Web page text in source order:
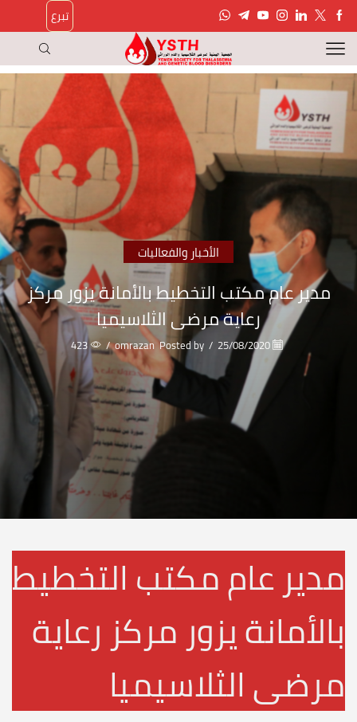
تبرع
الأخبار والفعاليات
مدير عام مكتب التخطيط بالأمانة يزور مركز
رعاية مرضى الثلاسيميا
/
Posted by
omrazan
/
423
مدير عام مكتب التخطيط
بالأمانة يزور مركز رعاية
مرضى الثلاسيميا